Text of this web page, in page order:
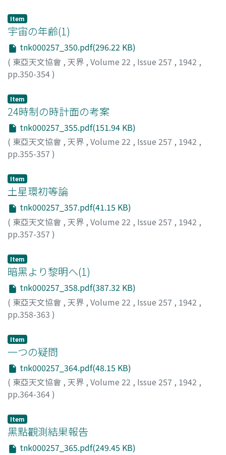
Item
宇宙の年齢(1)
tnk000257_350.pdf(296.22 KB)
( 東亞天文協會 , 天界 , Volume 22 , Issue 257 , 1942 ,
pp.350-354)
Item
24時制の時計面の考案
tnk000257_355.pdf(151.94 KB)
( 東亞天文協會 , 天界 , Volume 22 , Issue 257 , 1942 ,
pp.355-357 )
Item
土星環初等論
tnk000257_357.pdf(41.15 KB)
( 東亞天文協會 , 天界 , Volume 22 , Issue 257 , 1942 ,
pp.357-357 )
Item
暗黑より黎明へ(1)
tnk000257_358.pdf(387.32 KB)
( 東亞天文協會 , 天界 , Volume 22 , Issue 257 , 1942 ,
pp.358-363 )
Item
一つの疑問
tnk000257_364.pdf(48.15 KB)
( 東亞天文協會 , 天界 , Volume 22 , Issue 257 , 1942 ,
pp.364-364)
Item
黑點觀測結果報告
tnk000257_365.pdf(249.45 KB)